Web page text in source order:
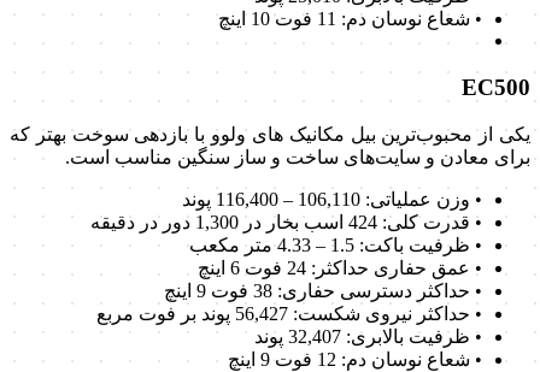
• شعاع نوسان دم: 11 فوت 10 اینچ
EC500
یکی از محبوب‌ترین بیل مکانیک های ولوو با بازدهی سوخت بهتر که
برای معادن و سایت‌های ساخت و ساز سنگین مناسب است.
• وزن عملیاتی: 106,110 – 116,400 پوند
• قدرت کلی: 424 اسب بخار در 1,300 دور در دقیقه
• ظرفیت باکت: 1.5 – 4.33 متر مکعب
• عمق حفاری حداکثر: 24 فوت 6 اینچ
• حداکثر دسترسی حفاری: 38 فوت 9 اینچ
• حداکثر نیروی شکست: 56,427 پوند بر فوت مربع
• ظرفیت بالابری: 32,407 پوند
• شعاع نوسان دم: 12 فوت 9 اینچ